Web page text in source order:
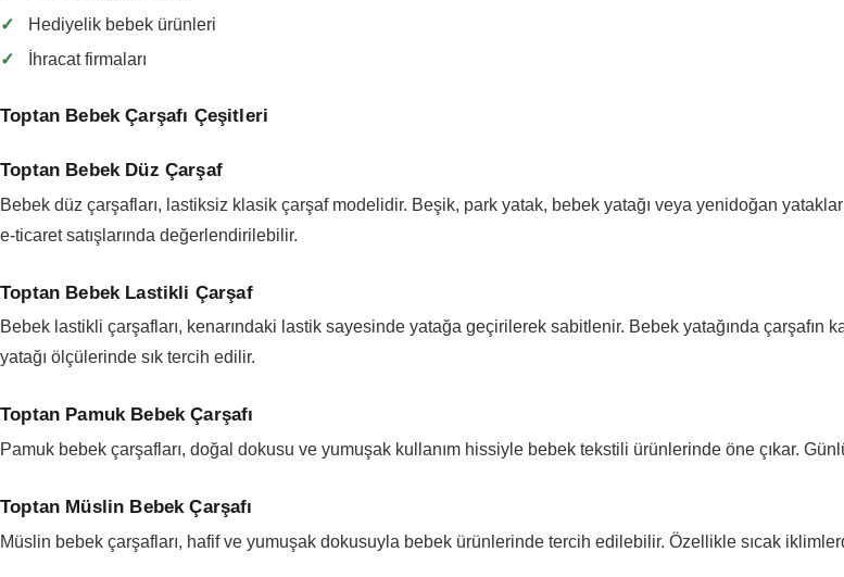
✓
Hediyelik bebek ürünleri
✓
İhracat firmaları
Toptan Bebek Çarşafı Çeşitleri
Toptan Bebek Düz Çarşaf
Bebek düz çarşafları, lastiksiz klasik çarşaf modelidir. Beşik, park yatak, bebek yatağı veya yenidoğan
e-ticaret satışlarında değerlendirilebilir.
Toptan Bebek Lastikli Çarşaf
Bebek lastikli çarşafları, kenarındaki lastik sayesinde yatağa geçirilerek sabitlenir. Bebek yatağında çarşafın
yatağı ölçülerinde sık tercih edilir.
Toptan Pamuk Bebek Çarşafı
Pamuk bebek çarşafları, doğal dokusu ve yumuşak kullanım hissiyle bebek tekstili ürünlerinde öne çıkar.
Toptan Müslin Bebek Çarşafı
Müslin bebek çarşafları, hafif ve yumuşak dokusuyla bebek ürünlerinde tercih edilebilir. Özellikle sıcak